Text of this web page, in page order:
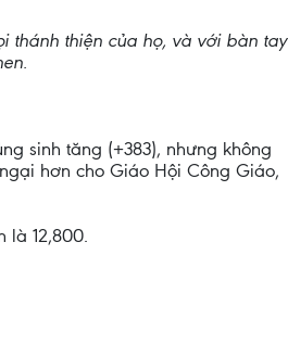
thánh thiện của họ, và với bàn tay
sinh tăng (+383), nhưng không
hơn cho Giáo Hội Công Giáo,
là 12,800.